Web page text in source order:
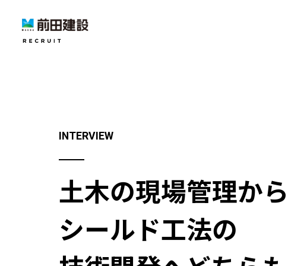
INTERVIEW
土木の現場管理から
シールド工法の